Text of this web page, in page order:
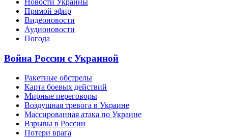
Прямой эфир
Видеоновости
Аудионовости
Погода
Война России с Украиной
Ракетные обстрелы
Карта боевых действий
Мирные переговоры
Воздушная тревога в Украине
Массированная атака по Украине
Взрывы в России
Потери врага